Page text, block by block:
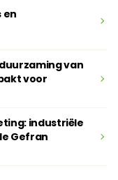
en
van
voor
industriële
Gefran